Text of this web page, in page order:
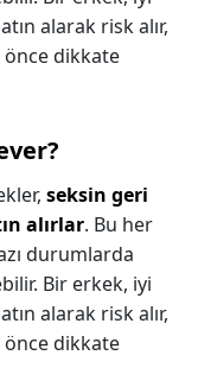
alarak risk alır,
önce dikkate
seksin geri
alırlar. Bu her
durumlarda
Bir erkek, iyi
alarak risk alır,
önce dikkate